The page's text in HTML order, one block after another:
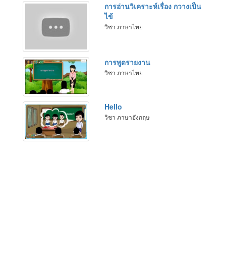
การอ่านวิเคราะห์เรื่อง กวางเป็น
ไข้
วิชา ภาษาไทย
การพูดรายงาน
วิชา ภาษาไทย
Hello
วิชา ภาษาอังกฤษ